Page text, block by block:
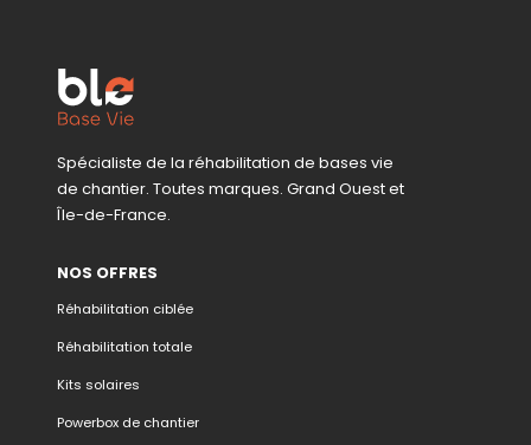
Spécialiste de la réhabilitation de bases vie
de chantier. Toutes marques. Grand Ouest et
Île-de-France.
NOS OFFRES
Réhabilitation ciblée
Réhabilitation totale
Kits solaires
Powerbox de chantier